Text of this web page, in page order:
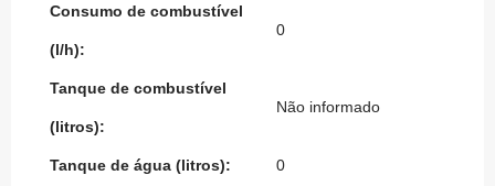
Consumo de combustível
(l/h):
0
Tanque de combustível
(litros):
Não informado
Tanque de água (litros): 0